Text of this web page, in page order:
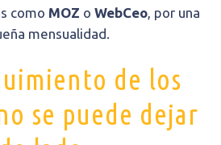
como MOZ o WebCeo, por una
mensualidad.
de los
se puede dejar